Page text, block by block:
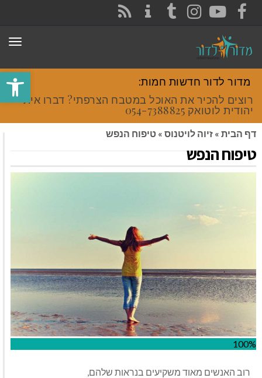
פתח
FACEBOOK
YOUTUBE
INSTAGRAM
TUMBLR
מדור לדור חדשות חמות:
רוצים להכיר את האוכל במטבח הצרפתי? דברו איתי
יהודית לוטואק 054-7388825.
דף הבית » זיוה לויטנוס » טיפוח הנפש
טיפוח הנפש
100%
רוב האנשים מאוד משקיעים בנראות שלהם,